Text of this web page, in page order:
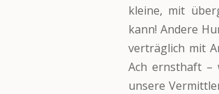
kleine, mit
kann! Andere
verträglich mit
Ach ernsthaft –
unsere